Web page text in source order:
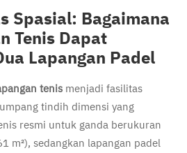
Spasial: Bagaimana
Tenis Dapat
Lapangan Padel
tenis menjadi fasilitas
tindih dimensi yang
resmi untuk ganda berukuran
m²), sedangkan lapangan padel